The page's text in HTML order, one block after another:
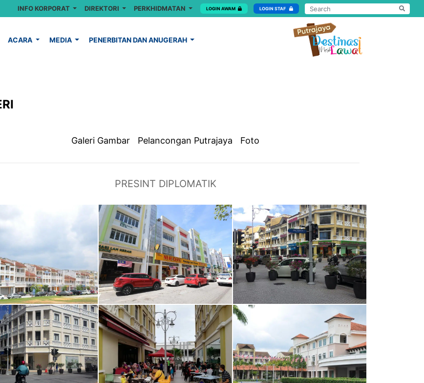
INFO KORPORAT DIREKTORI PERKHIDMATAN LOGIN AWAM LOGIN STAF
ACARA MEDIA PENERBITAN DAN ANUGERAH
Galeri Gambar Pelancongan Putrajaya Foto
PRESINT DIPLOMATIK